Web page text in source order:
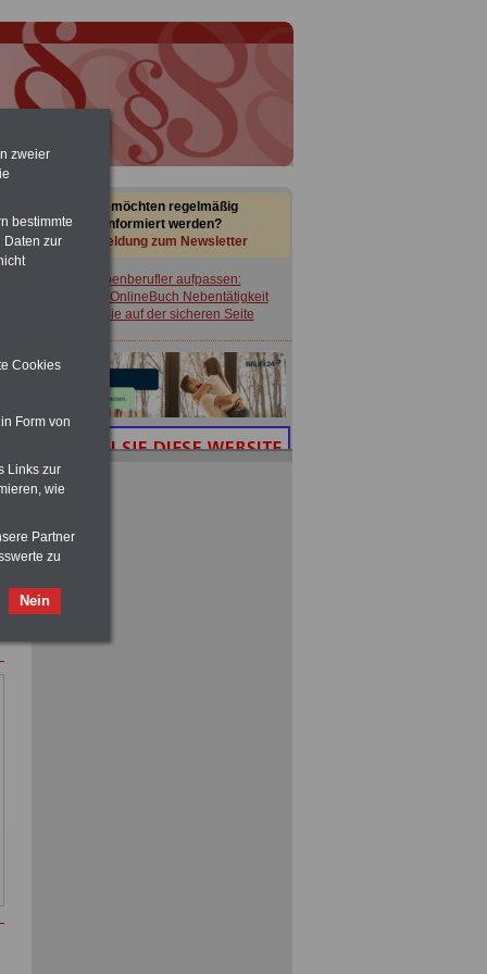
Sie möchten regelmäßig
informiert werden?
Anmeldung zum Newsletter
Nebenberufler aufpassen:
mit dem OnlineBuch Nebentätigkeit
sind Sie auf der sicheren Seite
zweier
bestimmte
Daten zur
Cookies
Form von
Links zur
wie
Partner
zu
Nein